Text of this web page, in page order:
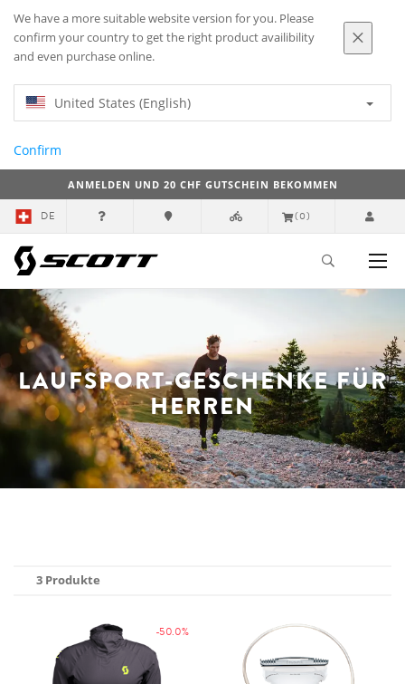
We have a more suitable website version for you. Please
confirm your country to get the right product availibility
and even purchase online.
United States (English)
Confirm
ANMELDEN UND 20 CHF GUTSCHEIN BEKOMMEN
DE (0)
LAUFSPORT-GESCHENKE FÜR
HERREN
3 Produkte
-50.0%